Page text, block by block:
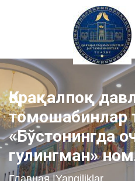
Қорақалпоқ
томошабинлар
«Бўстонингда
гулингман»
Главная |Yangiliklar